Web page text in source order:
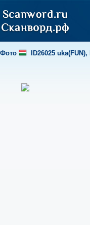
Фото ID26025 uka(FUN),